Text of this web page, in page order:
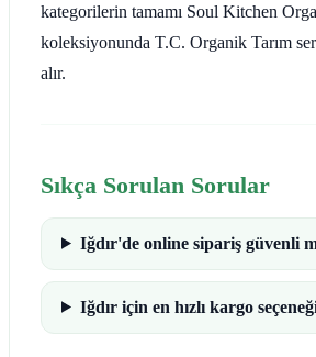
kategorilerin tamamı Soul Kitchen
koleksiyonunda T.C. Organik Tarım
alır.
Sıkça Sorulan Sorular
Iğdır'de online sipariş güvenli
Iğdır için en hızlı kargo